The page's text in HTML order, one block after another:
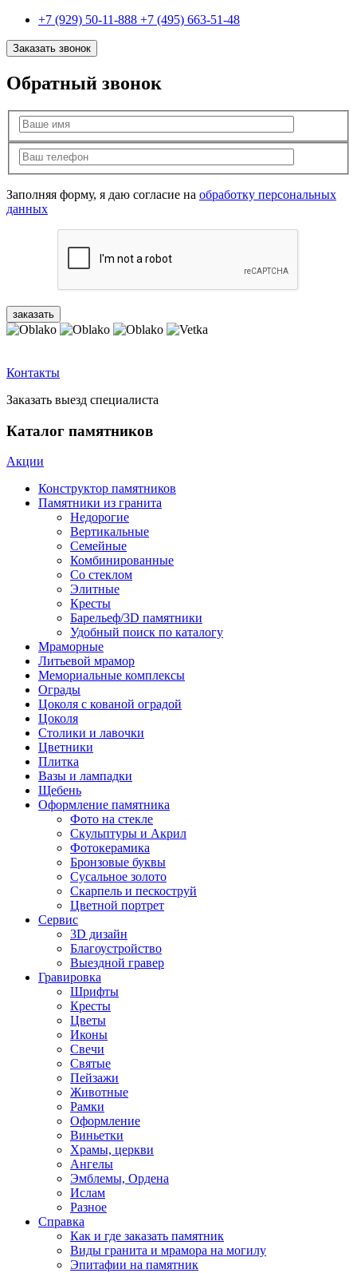
+7 (929) 50-11-888 +7 (495) 663-51-48
Заказать звонок
Обратный звонок
Заполняя форму, я даю согласие на обработку персональных
данных
Контакты
Заказать выезд специалиста
Каталог памятников
Акции
Конструктор памятников
Памятники из гранита
Недорогие
Вертикальные
Семейные
Комбинированные
Со стеклом
Элитные
Кресты
Барельеф/3D памятники
Удобный поиск по каталогу
Мраморные
Литьевой мрамор
Мемориальные комплексы
Ограды
Цоколя с кованой оградой
Цоколя
Столики и лавочки
Цветники
Плитка
Вазы и лампадки
Щебень
Оформление памятника
Фото на стекле
Скульптуры и Акрил
Фотокерамика
Бронзовые буквы
Сусальное золото
Скарпель и пескоструй
Цветной портрет
Сервис
3D дизайн
Благоустройство
Выездной гравер
Гравировка
Шрифты
Кресты
Цветы
Иконы
Свечи
Святые
Пейзажи
Животные
Рамки
Оформление
Виньетки
Храмы, церкви
Ангелы
Эмблемы, Ордена
Ислам
Разное
Справка
Как и где заказать памятник
Виды гранита и мрамора на могилу
Эпитафии на памятник